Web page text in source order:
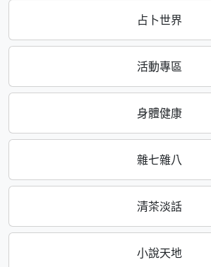
占卜世界
活動專區
身體健康
雜七雜八
清茶淡話
小說天地